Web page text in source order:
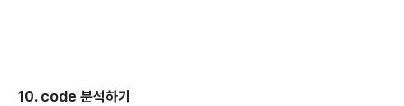
10. code 분석하기